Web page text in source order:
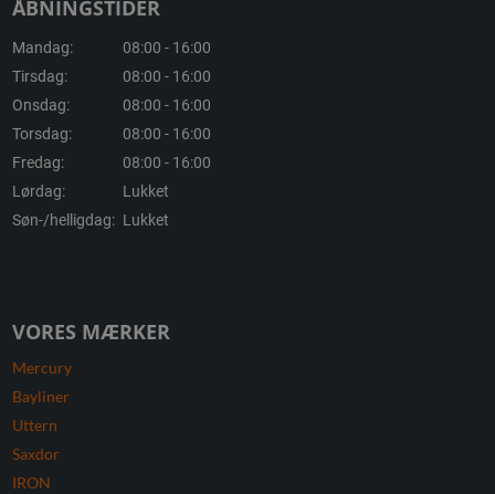
ÅBNINGSTIDER
Mandag:
08:00 - 16:00
Tirsdag:
08:00 - 16:00
Onsdag:
08:00 - 16:00
Torsdag:
08:00 - 16:00
Fredag:
08:00 - 16:00
Lørdag:
Lukket
Søn-/helligdag: Lukket
VORES MÆRKER
Mercury
Bayliner
Uttern
Saxdor
IRON